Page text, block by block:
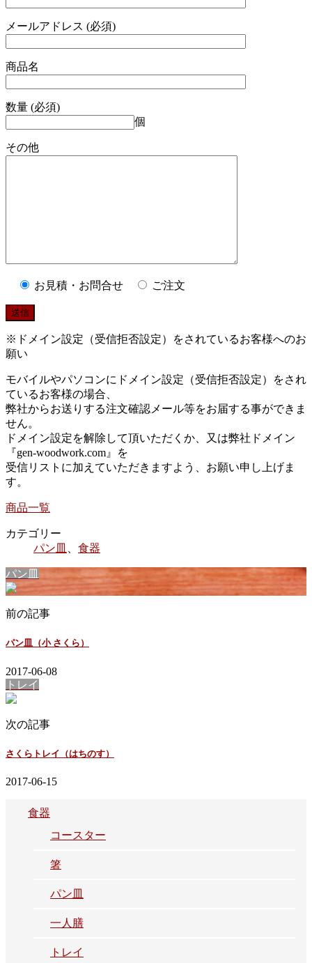
メールアドレス (必須)
商品名
数量 (必須)
個
その他
お見積・お問合せ ご注文
※ドメイン設定（受信拒否設定）をされているお客様へのお
願い
モバイルやパソコンにドメイン設定（受信拒否設定）をされ
ているお客様の場合、
弊社からお送りする注文確認メール等をお届する事ができま
せん。
ドメイン設定を解除して頂いただくか、又は弊社ドメイン
『gen-woodwork.com』を
受信リストに加えていただきますよう、お願い申し上げま
す。
商品一覧
カテゴリー
パン皿
食器
パン皿
前の記事
パン皿（小 さくら）
2017-06-08
トレイ
次の記事
さくらトレイ（はちのす）
2017-06-15
食器
コースター
箸
パン皿
一人膳
トレイ